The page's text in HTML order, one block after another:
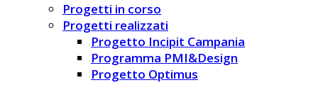
Progetti in corso
Progetti realizzati
Progetto Incipit Campania
Programma PMI&Design
Progetto Optimus